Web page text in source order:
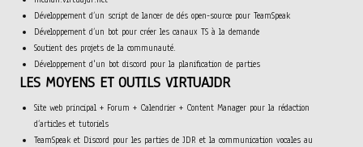
Développement d’un script de lancer de dés open-source pour TeamSpeak
Développement d’un bot pour créer les canaux TS à la demande
Soutient des projets de la communauté.
Développement d'un bot discord pour la planification de parties
LES MOYENS ET OUTILS VIRTUAJDR
Site web principal + Forum + Calendrier + Content Manager pour la rédaction
d’articles et tutoriels
TeamSpeak et Discord pour les parties de JDR et la communication vocales au